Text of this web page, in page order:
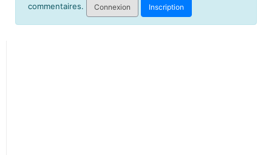
commentaires.
Connexion Inscription